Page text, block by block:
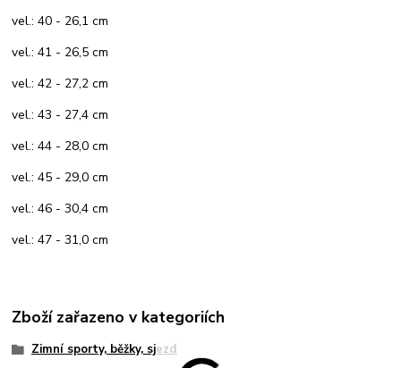
vel.: 40 - 26,1 cm
vel.: 41 - 26,5 cm
vel.: 42 - 27,2 cm
vel.: 43 - 27,4 cm
vel.: 44 - 28,0 cm
vel.: 45 - 29,0 cm
vel.: 46 - 30,4 cm
vel.: 47 - 31,0 cm
Zboží zařazeno v kategoriích
Zimní sporty, běžky, sjezd